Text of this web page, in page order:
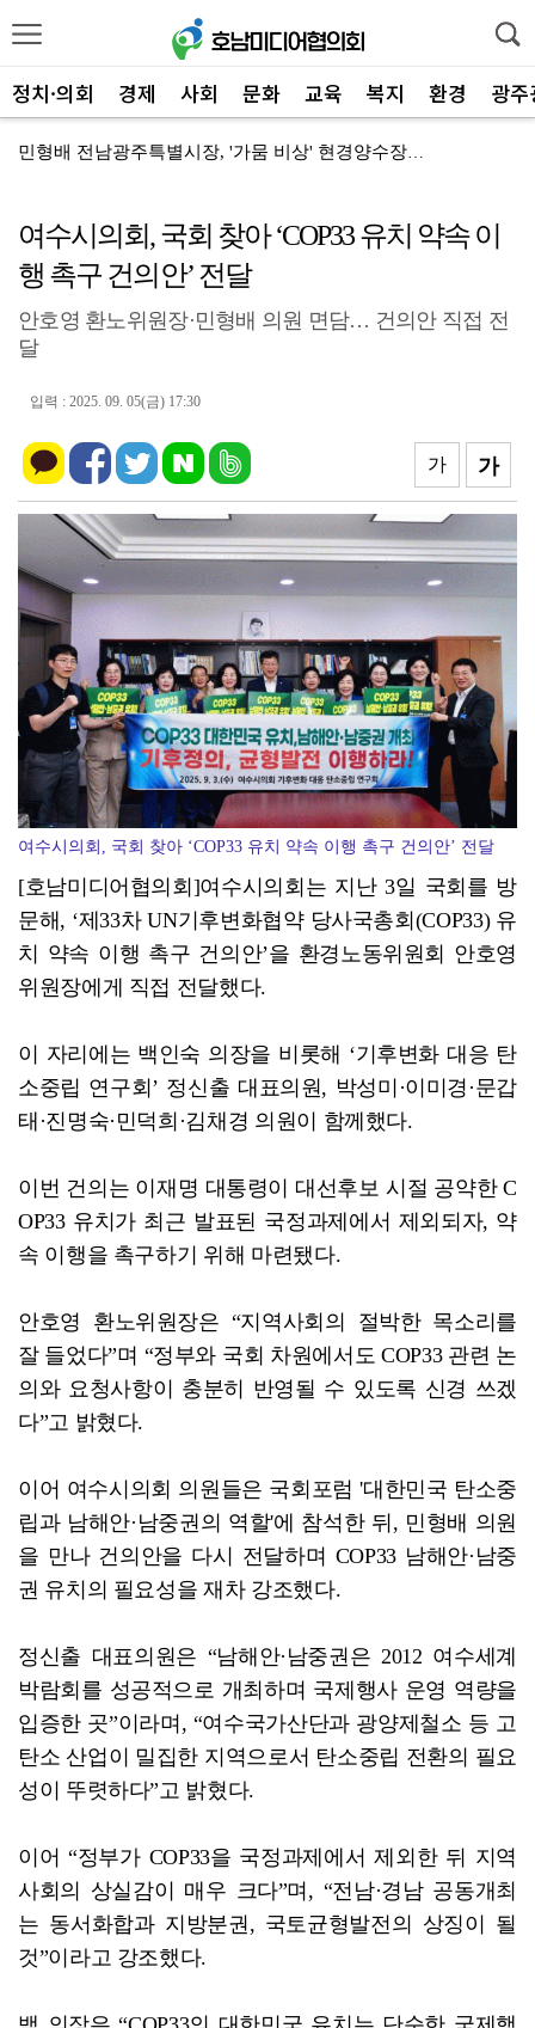
정치·의회 경제 사회 문화 교육 복지 환경 광
민형배 전남광주특별시장, '가뭄 비상' 현경양수장 용수...
전남광주특별시 '영농형태양광' 시동… 시·군 협력 간담...
신안군-울릉군, '국토외곽 섬' 살린다… 공동 대응 강...
영암군, '혁신공감 특강' 개최…우원식 등 3회 강연
영암군, 군청 지상주차장 '민원인 전용' 개편
'살인 폭염' 장흥군, 축산농가 현장점검 총력
여수시의회, 국회 찾아 ‘COP33 유치 약속 이
행 촉구 건의안’ 전달
안호영 환노위원장·민형배 의원 면담… 건의안 직접 전
달
입력 : 2025. 09. 05(금) 17:30
가
가
여수시의회, 국회 찾아 ‘COP33 유치 약속 이행 촉구 건의안’ 전달
[호남미디어협의회]여수시의회는 지난 3일 국회를 방
문해, ‘제33차 UN기후변화협약 당사국총회(COP33) 유
치 약속 이행 촉구 건의안’을 환경노동위원회 안호영
위원장에게 직접 전달했다.
이 자리에는 백인숙 의장을 비롯해 ‘기후변화 대응 탄
소중립 연구회’ 정신출 대표의원, 박성미·이미경·문갑
태·진명숙·민덕희·김채경 의원이 함께했다.
이번 건의는 이재명 대통령이 대선후보 시절 공약한 C
OP33 유치가 최근 발표된 국정과제에서 제외되자, 약
속 이행을 촉구하기 위해 마련됐다.
안호영 환노위원장은 “지역사회의 절박한 목소리를
잘 들었다”며 “정부와 국회 차원에서도 COP33 관련 논
의와 요청사항이 충분히 반영될 수 있도록 신경 쓰겠
다”고 밝혔다.
이어 여수시의회 의원들은 국회포럼 '대한민국 탄소중
립과 남해안·남중권의 역할'에 참석한 뒤, 민형배 의원
을 만나 건의안을 다시 전달하며 COP33 남해안·남중
권 유치의 필요성을 재차 강조했다.
정신출 대표의원은 “남해안·남중권은 2012 여수세계
박람회를 성공적으로 개최하며 국제행사 운영 역량을
입증한 곳”이라며, “여수국가산단과 광양제철소 등 고
탄소 산업이 밀집한 지역으로서 탄소중립 전환의 필요
성이 뚜렷하다”고 밝혔다.
이어 “정부가 COP33을 국정과제에서 제외한 뒤 지역
사회의 상실감이 매우 크다”며, “전남·경남 공동개최
는 동서화합과 지방분권, 국토균형발전의 상징이 될
것”이라고 강조했다.